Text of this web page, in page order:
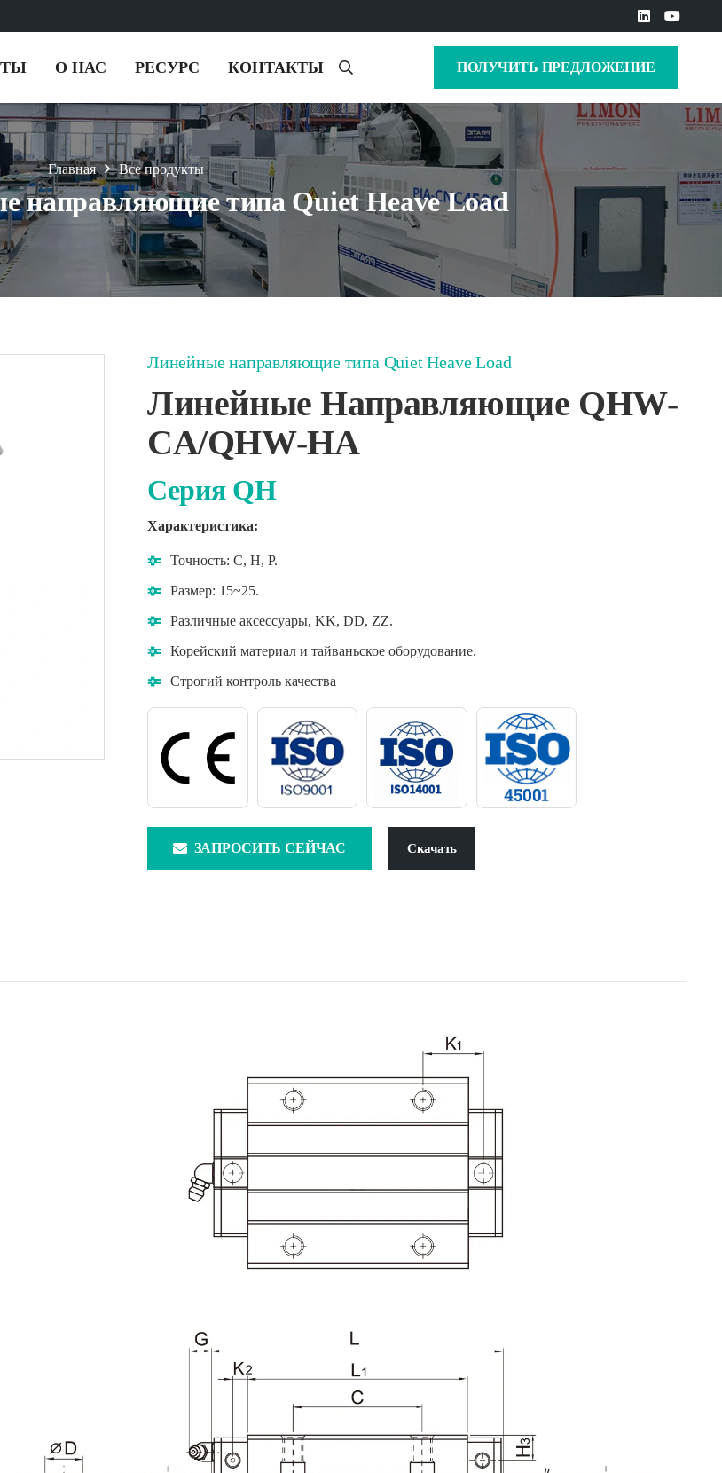
О НАС РЕСУРС КОНТАКТЫ ПОЛУЧИТЬ ПРЕДЛОЖЕНИЕ
Главная Все продукты
направляющие типа Quiet Heave Load
Линейные направляющие типа Quiet Heave Load
Линейные Направляющие QHW-
CA/QHW-HA
Серия QH
Характеристика:
Точность: C, H, P.
Размер: 15~25.
Различные аксессуары, KK, DD, ZZ.
Корейский материал и тайваньское оборудование.
Строгий контроль качества
ЗАПРОСИТЬ СЕЙЧАС Скачать